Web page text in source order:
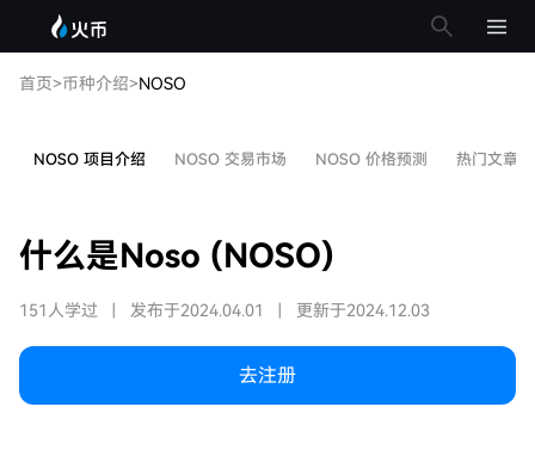
首页>币种介绍>NOSO
NOSO 项目介绍 NOSO 交易市场 NOSO 价格预测 热门文章
什么是Noso (NOSO)
151人学过 发布于2024.04.01 更新于2024.12.03
去注册